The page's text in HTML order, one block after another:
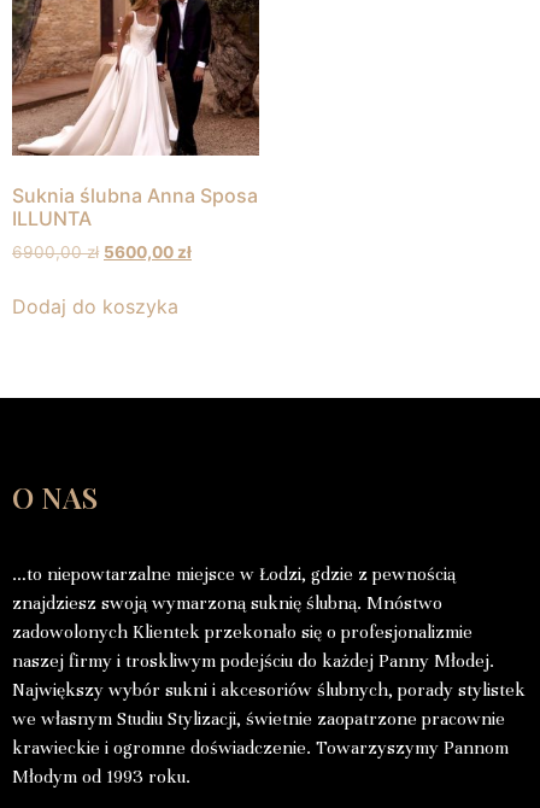
Suknia ślubna Anna Sposa
ILLUNTA
6900,00zł 5600,00zł
Dodaj do koszyka
O NAS
…to niepowtarzalne miejsce w Łodzi, gdzie z pewnością
znajdziesz swoją wymarzoną suknię ślubną. Mnóstwo
zadowolonych Klientek przekonało się o profesjonalizmie
naszej firmy i troskliwym podejściu do każdej Panny Młodej.
Największy wybór sukni i akcesoriów ślubnych, porady stylistek
we własnym Studiu Stylizacji, świetnie zaopatrzone pracownie
krawieckie i ogromne doświadczenie. Towarzyszymy Pannom
Młodym od 1993 roku.